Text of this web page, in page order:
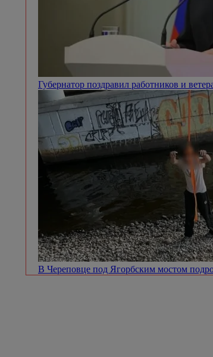
Губернатор поздравил работников и
В Череповце под Ягорбским мостом